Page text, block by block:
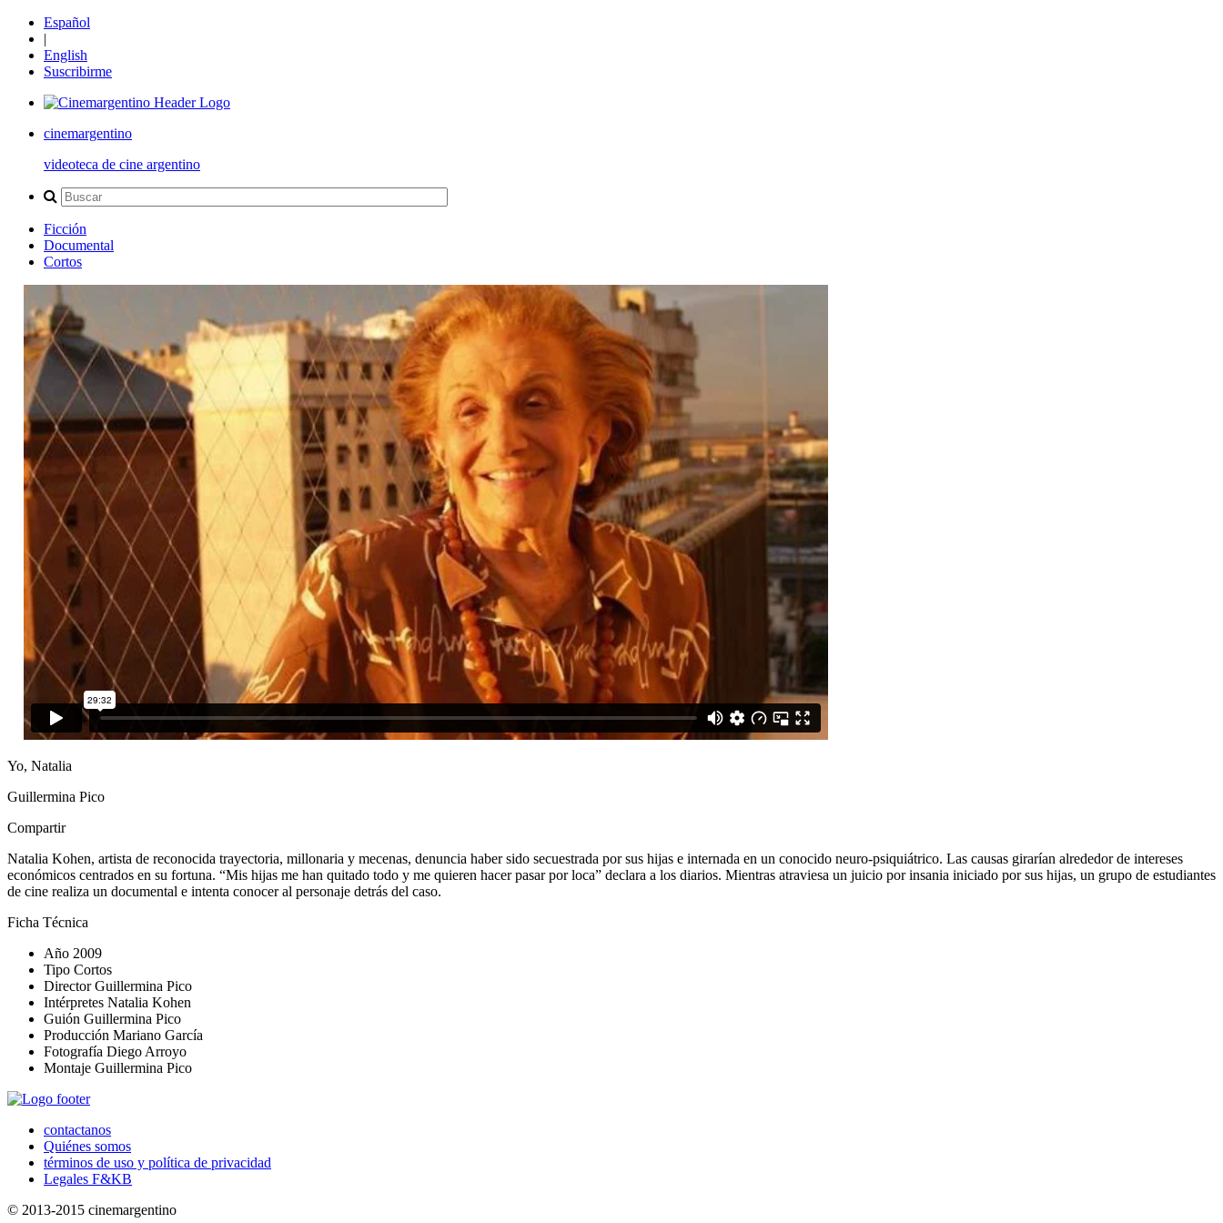
Español
|
English
Suscribirme
cinemargentino
videoteca de cine argentino
Ficción
Documental
Cortos
Yo, Natalia
Guillermina Pico
Compartir
Natalia Kohen, artista de reconocida trayectoria, millonaria y mecenas, denuncia haber sido secuestrada por sus hijas e internada en un conocido neuro-psiquiátrico. Las causas girarían alrededor de intereses
económicos centrados en su fortuna. “Mis hijas me han quitado todo y me quieren hacer pasar por loca” declara a los diarios. Mientras atraviesa un juicio por insania iniciado por sus hijas, un grupo de estudiantes
de cine realiza un documental e intenta conocer al personaje detrás del caso.
Ficha Técnica
Año 2009
Tipo Cortos
DirectorGuillermina Pico
Intérpretes Natalia Kohen
Guión Guillermina Pico
Producción Mariano García
Fotografía Diego Arroyo
Montaje Guillermina Pico
contactanos
Quiénes somos
términos de uso y política de privacidad
Legales F&KB
© 2013-2015 cinemargentino